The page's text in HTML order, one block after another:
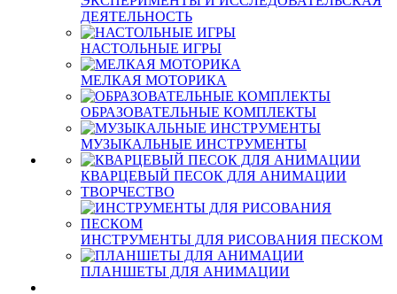
ДЕЯТЕЛЬНОСТЬ
НАСТОЛЬНЫЕ ИГРЫ
МЕЛКАЯ МОТОРИКА
ОБРАЗОВАТЕЛЬНЫЕ КОМПЛЕКТЫ
МУЗЫКАЛЬНЫЕ ИНСТРУМЕНТЫ
КВАРЦЕВЫЙ ПЕСОК ДЛЯ АНИМАЦИИ
ТВОРЧЕСТВО
ИНСТРУМЕНТЫ ДЛЯ РИСОВАНИЯ ПЕСКОМ
ПЛАНШЕТЫ ДЛЯ АНИМАЦИИ